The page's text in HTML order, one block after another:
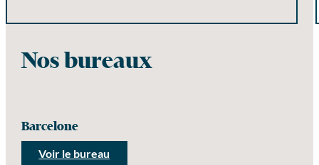
Nos bureaux
Barcelone
Voir le bureau